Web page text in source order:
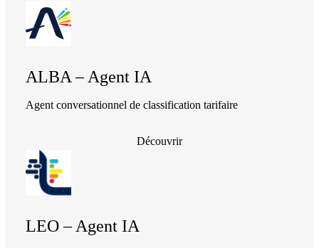
ALBA – Agent IA
Agent conversationnel de classification tarifaire
Découvrir
LEO – Agent IA